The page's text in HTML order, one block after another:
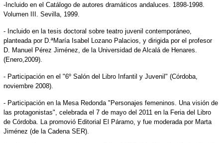
-Incluido en el Catálogo de autores dramáticos andaluces. 1898-1998.
Volumen III. Sevilla, 1999.
- Incluido en la tesis doctoral sobre teatro juvenil contemporáneo,
planteada por D.ªMaría Isabel Lozano Palacios, y dirigida por el profesor
D. Manuel Pérez Jiménez, de la Universidad de Alcalá de Henares.
(Enero,2009).
- Participación en el "6º Salón del Libro Infantil y Juvenil" (Córdoba,
noviembre 2008).
- Participación en la Mesa Redonda "Personajes femeninos. Una visión de
las protagonistas", celebrada el 7 de mayo del 2011 en la Feria del Libro
de Córdoba. La promovió Editorial El Páramo, y fue moderada por Marta
Jiménez (de la Cadena SER).